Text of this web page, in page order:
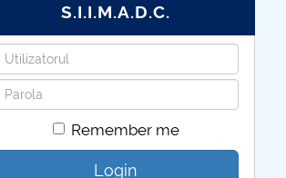
S.I.I.M.A.D.C.
Username
Password
Remember me
Login